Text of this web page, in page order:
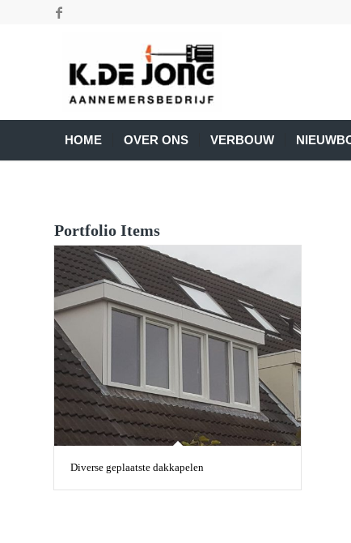
HOME OVER ONS VERBOUW
Portfolio Items
Diverse geplaatste dakkapelen